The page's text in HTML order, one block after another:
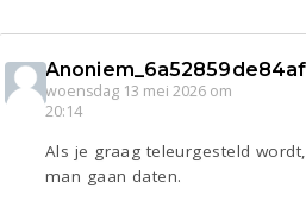
Anoniem_6a52859de84af
woensdag 13 mei 2026 om
20:14
Als je graag teleurgesteld
man gaan daten.